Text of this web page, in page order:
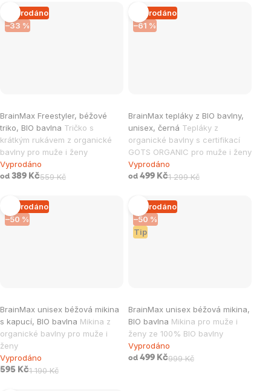
Vyprodáno
–33 %
BrainMax Freestyler, béžové
triko, BIO bavlna Tričko s
krátkým rukávem z organické
bavlny pro muže i ženy
Vyprodáno
od 389 Kč559 Kč
Vyprodáno
–61 %
BrainMax tepláky z BIO bavlny,
unisex, černá Tepláky z
organické bavlny s certifikací
GOTS ORGANIC pro muže i ženy
Vyprodáno
od 499 Kč1 299 Kč
Vyprodáno
–50 %
BrainMax unisex béžová mikina
s kapucí, BIO bavlna Mikina z
organické bavlny pro muže i
ženy
Vyprodáno
595 Kč1 190 Kč
Tip
Vyprodáno
–50 %
BrainMax unisex béžová mikina,
BIO bavlna Mikina pro muže i
ženy ze 100% BIO bavlny
Vyprodáno
od 499 Kč999 Kč